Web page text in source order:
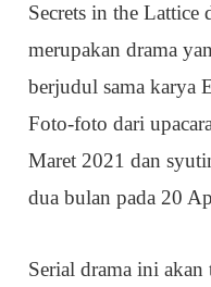
Secrets in the
merupakan drama
berjudul sama
Foto-foto dari
Maret 2021 dan
dua bulan pada 20
Serial drama ini